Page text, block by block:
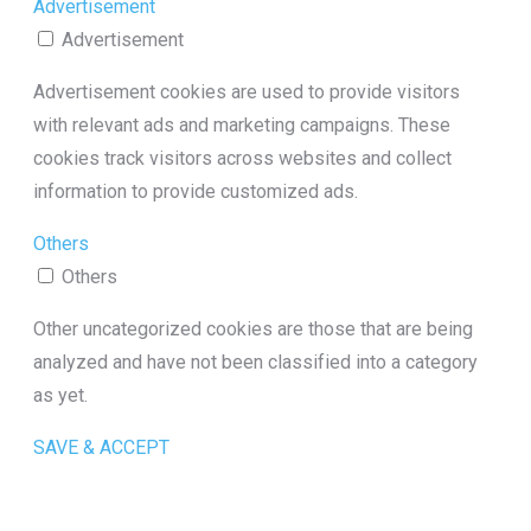
Advertisement
Advertisement
Advertisement cookies are used to provide visitors
with relevant ads and marketing campaigns. These
cookies track visitors across websites and collect
information to provide customized ads.
Others
Others
Other uncategorized cookies are those that are being
analyzed and have not been classified into a category
as yet.
SAVE & ACCEPT